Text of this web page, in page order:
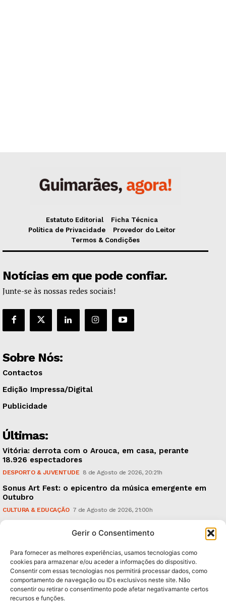
Gerir o Consentimento
Para fornecer as melhores experiências, usamos tecnologias como
cookies para armazenar e/ou aceder a informações do dispositivo.
Consentir com essas tecnologias nos permitirá processar dados, como
comportamento de navegação ou IDs exclusivos neste site. Não
consentir ou retirar o consentimento pode afetar negativamante certos
recursos e funções.
Estatuto Editorial
Ficha Técnica
Política de Privacidade
Provedor do Leitor
Termos & Condições
Notícias em que pode confiar.
Junte-se às nossas redes sociais!
Sobre Nós:
Contactos
Edição Impressa/Digital
Publicidade
Últimas:
Vitória: derrota com o Arouca, em casa, perante
18.926 espectadores
DESPORTO & JUVENTUDE 8 de Agosto de 2026, 20:21h
Sonus Art Fest: o epicentro da música emergente em
Outubro
CULTURA & EDUCAÇÃO 7 de Agosto de 2026, 21:00h
Subscreva Newsletter: